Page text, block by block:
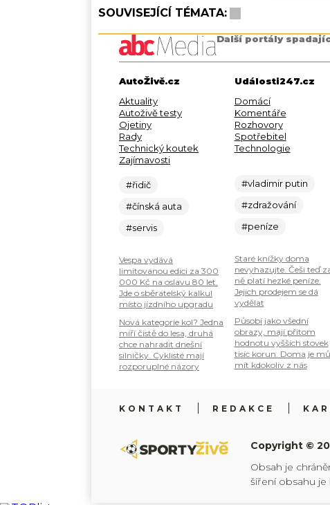
SOUVISEJÍCÍ TÉMATA:
Další portály
AutoŽivě.cz
Aktuality
Autoživě testy
Ojetiny
Rady
Technický koutek
Zajímavosti
#řidič
#čínská auta
#servis
Vespa vydává
limitovanou edici za 300
000 Kč na oslavu 80 let.
Jde o sběratelský kalkul
místo jízdního upgradu
Nová kategorie kol? Jedna
míří čistě do lesa, druhá
chce nahradit dnešní
silničky. Cyklisté mají
rozporuplné názory
Události247.cz
Domácí
Komentáře
Rozhovory
Spotřebitel
Technologie
#vladimir putin
#zdražování
#peníze
Staré knížky doma
nevyhazujte. Češi teď
ně platí hezké peníze.
Jejich prodejem se dá
vydělat
Působí jako všední
obrazy, mají přitom
hodnotu vyšších stovek
tisíc korun. Doma je
mít kdokoliv z nás
KONTAKT REDAKCE
Copyright ©
Obsah je
šíření obsahu je